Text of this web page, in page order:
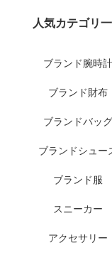
人気カテゴリ
ブランド腕時計
ブランド財布
ブランドバッグ
ブランドシュー
ブランド服
スニーカー
アクセサリー